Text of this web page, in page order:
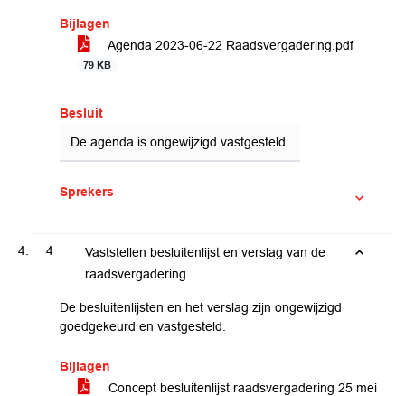
Bijlagen
Agenda 2023-06-22 Raadsvergadering.pdf
79 KB
Besluit
De agenda is ongewijzigd vastgesteld.
Sprekers
4
Vaststellen besluitenlijst en verslag van de
raadsvergadering
De besluitenlijsten en het verslag zijn ongewijzigd
goedgekeurd en vastgesteld.
Bijlagen
Concept besluitenlijst raadsvergadering 25 mei